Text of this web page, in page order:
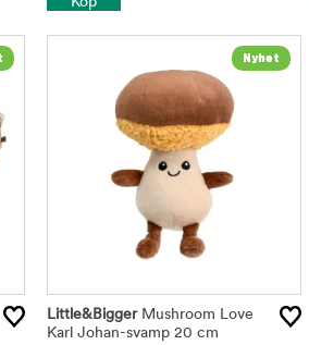
Little&BiggerMushroom Love
Karl Johan-svamp 20 cm